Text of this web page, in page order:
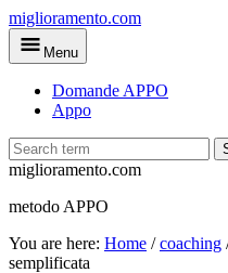
Skip
to
main
miglioramento.com
Menu
Domande APPO
Appo
miglioramento.com
metodo APPO
You are here: Home /coaching
semplificata